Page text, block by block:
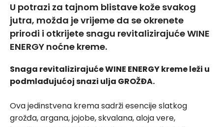
U potrazi za tajnom blistave kože svakog
jutra, možda je vrijeme da se okrenete
prirodi i otkrijete snagu revitalizirajuće WINE
ENERGY noćne kreme.
Snaga revitalizirajuće WINE ENERGY kreme leži u
podmlađujućoj snazi ulja GROŽĐA.
Ova jedinstvena krema sadrži esencije slatkog
grožđa, argana, jojobe, skvalana, aloja vere,